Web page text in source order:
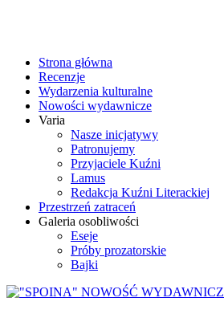
Strona główna
Recenzje
Wydarzenia kulturalne
Nowości wydawnicze
Varia
Nasze inicjatywy
Patronujemy
Przyjaciele Kuźni
Lamus
Redakcja Kuźni Literackiej
Przestrzeń zatraceń
Galeria osobliwości
Eseje
Próby prozatorskie
Bajki